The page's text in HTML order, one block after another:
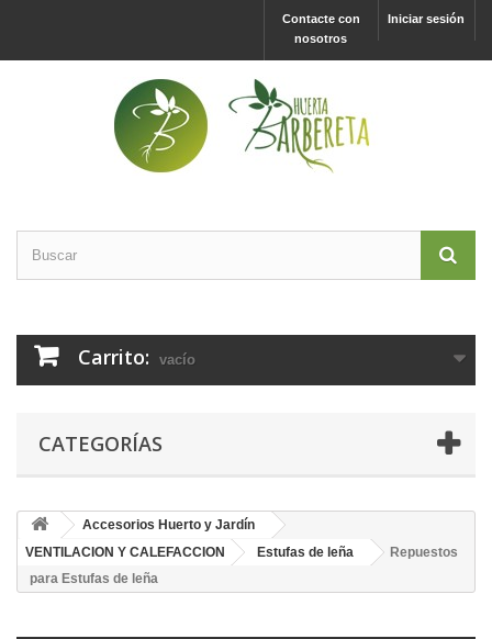
Iniciar sesión
Contacte con
nosotros
Carrito: vacío
CATEGORÍAS
Accesorios Huerto y Jardín
VENTILACION Y CALEFACCION
Estufas de leña
Repuestos
para Estufas de leña